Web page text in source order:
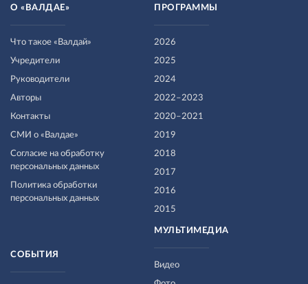
О «ВАЛДАЕ»
Что такое «Валдай»
Учредители
Руководители
Авторы
Контакты
СМИ о «Валдае»
Согласие на обработку
персональных данных
Политика обработки
персональных данных
ПРОГРАММЫ
2026
2025
2024
2022–2023
2020–2021
2019
2018
2017
2016
2015
МУЛЬТИМЕДИА
Видео
СОБЫТИЯ